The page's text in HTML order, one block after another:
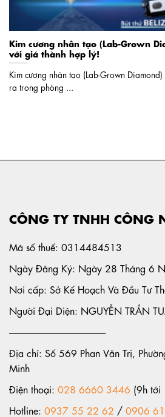
Kim cương nhân tạo (Lab-Grown
với giá thành hợp lý!
Kim cương nhân tạo (Lab-Grown
ra trong phòng ...
CÔNG TY TNHH CÔNG
Mã số thuế: 0314484513
Ngày Đăng Ký: Ngày 28 Tháng 6
Nơi cấp: Sở Kế Hoạch Và Đầu Tư
Người Đại Diện: NGUYỄN TRẦN
-----------------------------------------------------
Địa chỉ: Số 569 Phan Văn Trị,
Minh
Điện thoại: 028 6660 3446 (9h tới
Hotline: 0937 55 22 62 / 0906